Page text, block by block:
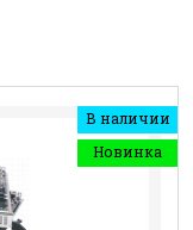
В наличии
Новинка